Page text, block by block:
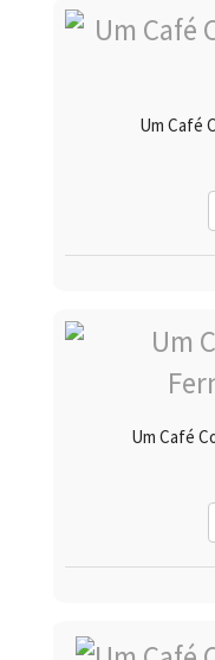
Um Café
Um Café